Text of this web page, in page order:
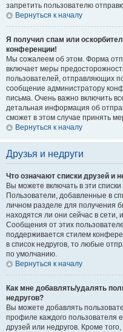
запретить пользователю
Вернуться к началу
Я получил спам или
конференции!
Мы сожалеем об этом. Форма
включает меры
пользователей, отправляющих
сообщение администратору
письма. Очень важно включить
детальная информация об
сможет в этом случае принять
Вернуться к началу
Друзья и недруги
Что означают списки друзей и
Вы можете включать в эти
Пользователи, добавленные в
личном разделе для получения
находятся ли они сейчас в
Сообщения от этих
поддерживается стилем
в список недругов, то любые
по умолчанию.
Вернуться к началу
Как мне добавлять/удалять
недругов?
Вы можете добавлять
профиле каждого пользователя
друзей или недругов. Кроме